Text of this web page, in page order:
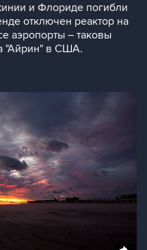
и Флориде погибли
отключен реактор на
аэропорты – таковы
"Айрин" в США.